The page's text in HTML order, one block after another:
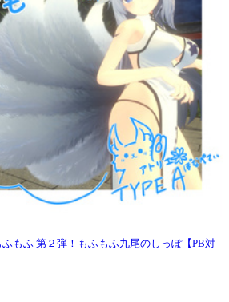
もふ 第２弾！もふもふ九尾のしっぽ【PB対